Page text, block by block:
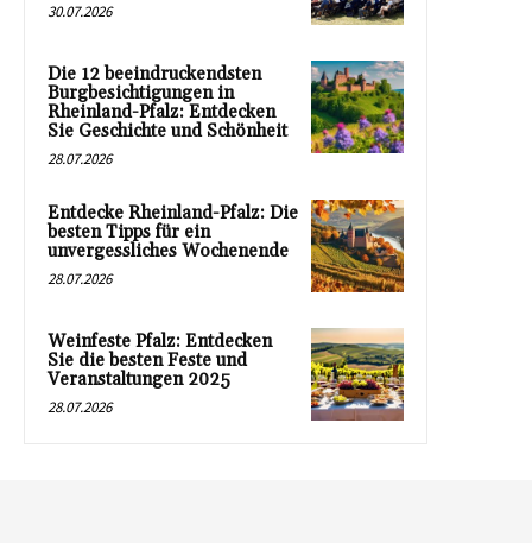
30.07.2026
Die 12 beeindruckendsten
Burgbesichtigungen in
Rheinland-Pfalz: Entdecken
Sie Geschichte und Schönheit
28.07.2026
Entdecke Rheinland-Pfalz: Die
besten Tipps für ein
unvergessliches Wochenende
28.07.2026
Weinfeste Pfalz: Entdecken
Sie die besten Feste und
Veranstaltungen 2025
28.07.2026